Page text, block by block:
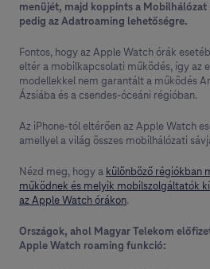
menüjét, majd koppints a
pedig az Adatroaming lehetőségre.
Fontos, hogy az Apple Watch órák
eltér a mobilkapcsolati működés, így az
modellekkel nem garantált a működés
Ázsiába és a csendes-óceáni régióban.
Az iPhone-tól eltérően az Apple Watch
amellyel a világ összes mobilhálózati
Nézd meg, hogy a különböző régiókban
működnek és melyik mobilszolgáltatók
az Apple Watch órákon.
Országok, ahol Magyar Telekom
Apple Watch roaming funkció: